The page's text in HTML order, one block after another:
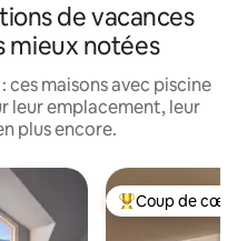
de vacances
mieux notées
ces maisons avec piscine
leur emplacement, leur
plus encore.
Coups de cœur
Coup de cœur